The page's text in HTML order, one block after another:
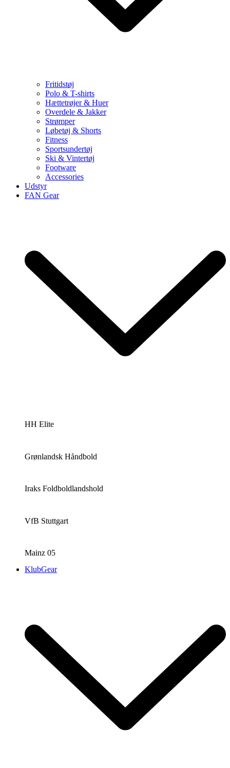
Fritidstøj
Polo & T-shirts
Hættetrøjer & Huer
Overdele & Jakker
Strømper
Løbetøj & Shorts
Fitness
Sportsundertøj
Ski & Vintertøj
Footware
Accessories
Udstyr
FAN Gear
HH Elite
Grønlandsk Håndbold
Iraks Foldboldlandshold
VfB Stuttgart
Mainz 05
KlubGear